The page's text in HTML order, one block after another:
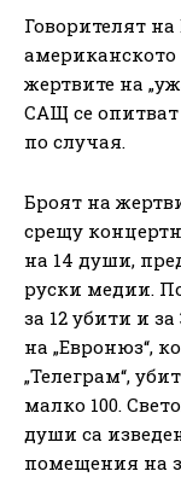
Говорителят
американското
жертвите на
САЩ се
по случая.
Броят на
срещу
на 14 души,
руски медии.
за 12 убити и
на „Евронюз“,
„Телеграм“,
малко 100.
души са
помещения на